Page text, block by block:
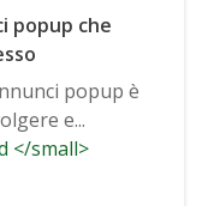
popup che
popup è
e...
</small>